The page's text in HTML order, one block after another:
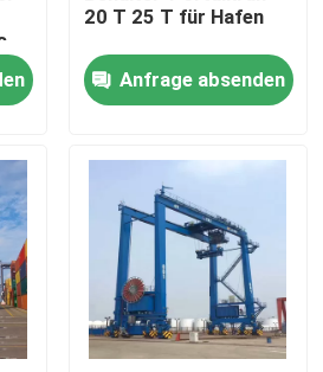
20 T 25 T für Hafen
Anfrage absenden